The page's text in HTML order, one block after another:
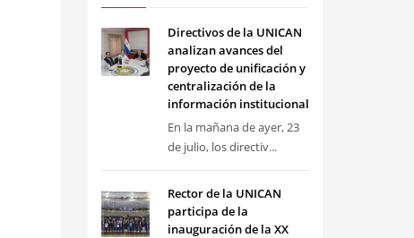
Directivos de la UNICAN
analizan avances del
proyecto de unificación y
centralización de la
información institucional
En la mañana de ayer, 23
de julio, los directiv...
Rector de la UNICAN
participa de la
inauguración de la XX